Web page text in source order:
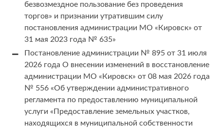
безвозмездное пользование без проведения
торгов» и признании утратившим силу
постановления администрации МО «Кировск» от
31 мая 2023 года № 635»
Постановление администрации № 895 от 31 июля
2026 года О внесении изменений в восстановление
администрации МО «Кировск» от 08 мая 2026 года
№ 556 «Об утверждении административного
регламента по предоставлению муниципальной
услуги «Предоставление земельных участков,
находящихся в муниципальной собственности